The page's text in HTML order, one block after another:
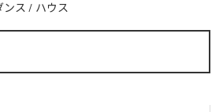
ンス / ハウス